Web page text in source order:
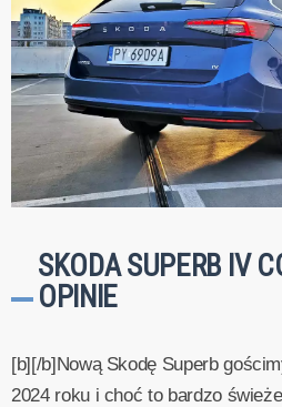
SKODA SUPERB IV
OPINIE
[b][/b]Nową Skodę Superb
2024 roku i choć to bardzo